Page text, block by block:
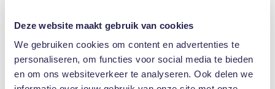
Deze website maakt gebruik van cookies
We gebruiken cookies om content en advertenties te
personaliseren, om functies voor social media te bieden
en om ons websiteverkeer te analyseren. Ook delen we